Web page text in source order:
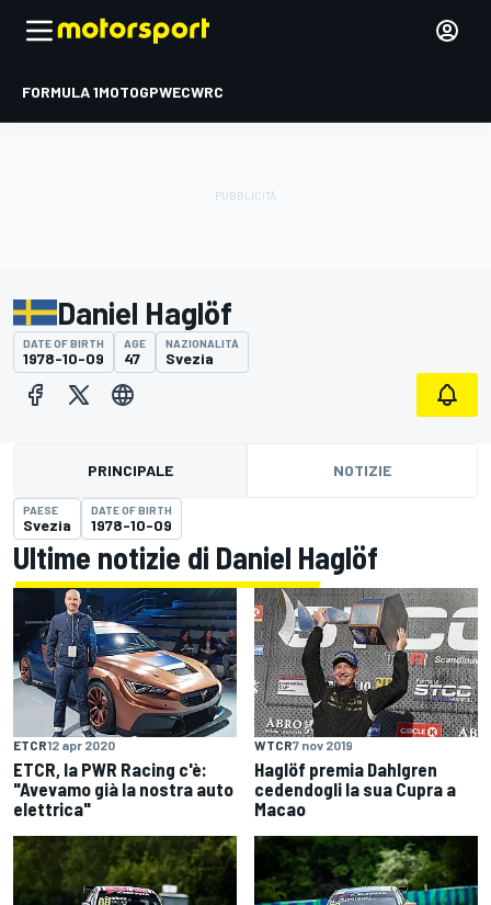
FORMULA 1MOTOGPWECWRC
Daniel Haglöf
DATE OF BIRTH
1978-10-09
AGE
47
NAZIONALITÀ
Svezia
PRINCIPALE NOTIZIE
PAESE
Svezia
DATE OF BIRTH
1978-10-09
Ultime notizie di Daniel Haglöf
ETCR12 apr 2020
ETCR, la PWR Racing c'è:
"Avevamo già la nostra auto
elettrica"
WTCR7 nov 2019
Haglöf premia Dahlgren
cedendogli la sua Cupra a
Macao